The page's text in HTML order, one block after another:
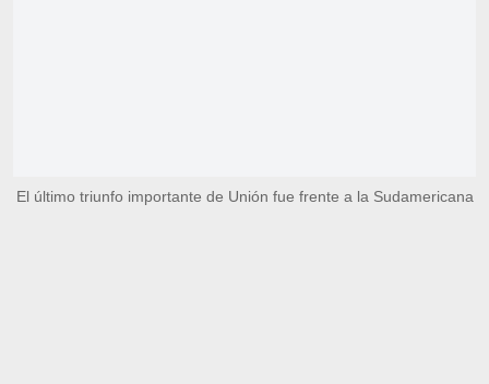
El último triunfo importante de Unión fue frente a la Sudamericana